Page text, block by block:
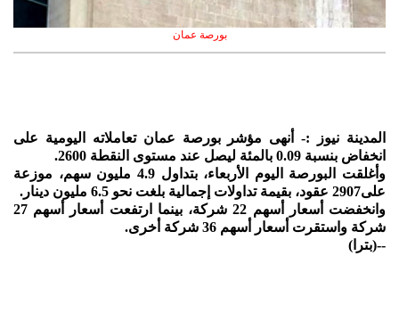
بورصة عمان
المدينة نيوز :- أنهى مؤشر بورصة عمان تعاملاته اليومية على
انخفاض بنسبة 0.09 بالمئة ليصل عند مستوى النقطة 2600.
وأغلقت البورصة اليوم الأربعاء، بتداول 4.9 مليون سهم، موزعة
على2907 عقود، بقيمة تداولات إجمالية بلغت نحو 6.5 مليون دينار.
وانخفضت أسعار أسهم 22 شركة، بينما ارتفعت أسعار أسهم 27
شركة واستقرت أسعار أسهم 36 شركة أخرى.
--(بترا)